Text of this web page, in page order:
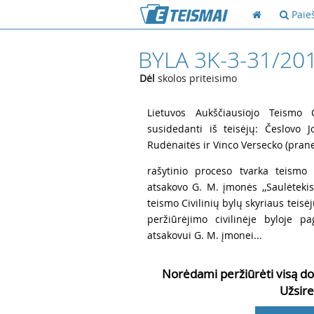
BYLA 3K-3-31/
Dėl skolos priteisimo
Lietuvos Aukščiausiojo
susidedanti iš teisėjų: Česlovo
Rudėnaitės ir Vinco Versecko
rašytinio proceso tvarka
atsakovo G. M. įmonės
teismo Civilinių bylų skyriaus
peržiūrėjimo civilinėje byloje
atsakovui G. M. įmonei...
Norėdami peržiūrėti visą